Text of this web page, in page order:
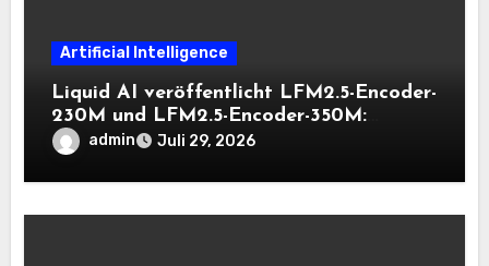
Artificial Intelligence
Liquid AI veröffentlicht LFM2.5-Encoder-
230M und LFM2.5-Encoder-350M:
Bidirektionale Encoder, die bei 8K-
admin Juli 29, 2026